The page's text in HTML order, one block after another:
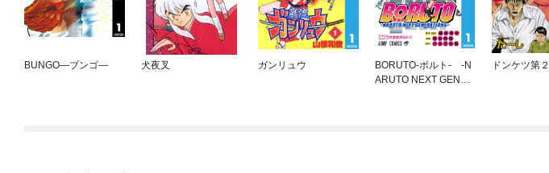
BUNGO—ブンゴ— 犬夜叉 ガンリュウ
BORUTO-ボルト- -N
ARUTO NEXT GENER
ドンケツ第